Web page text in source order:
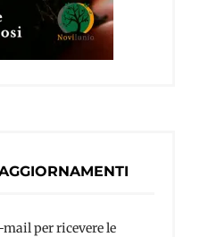
per ricevere le